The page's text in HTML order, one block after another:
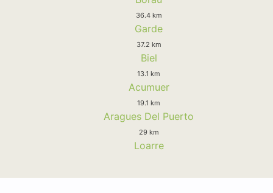
36.4 km
Garde
37.2 km
Biel
13.1 km
Acumuer
19.1 km
Aragues Del Puerto
29 km
Loarre